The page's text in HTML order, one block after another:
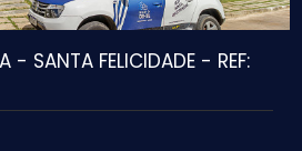
- SANTA FELICIDADE - REF: